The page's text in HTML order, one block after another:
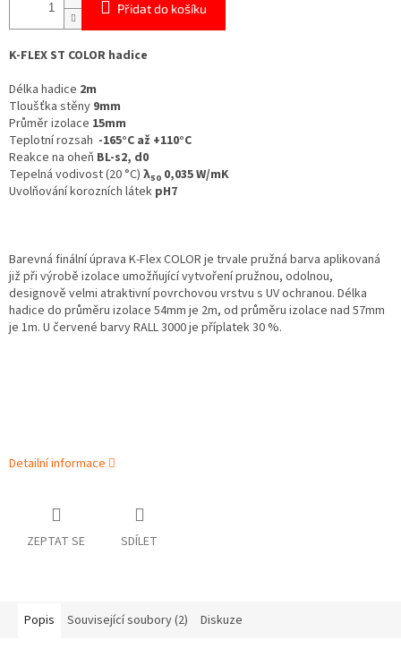
Přidat do košíku
K-FLEX ST COLOR hadice
Délka hadice 2m
Tloušťka stěny 9mm
Průměr izolace 15mm
Teplotní rozsah -165°C až +110°C
Reakce na oheň BL-s2, d0
Tepelná vodivost (20 °C) λ50 0,035 W/mK
Uvolňování korozních látek pH7
Barevná finální úprava K‑Flex COLOR je trvale pružná barva aplikovaná
již při výrobě izolace umožňující vytvoření pružnou, odolnou,
designově velmi atraktivní povrchovou vrstvu s UV ochranou. Délka
hadice do průměru izolace 54mm je 2m, od průměru izolace nad 57mm
je 1m. U červené barvy RALL 3000 je příplatek 30 %.
Detailní informace
ZEPTAT SE SDÍLET
Popis Související soubory (2) Diskuze